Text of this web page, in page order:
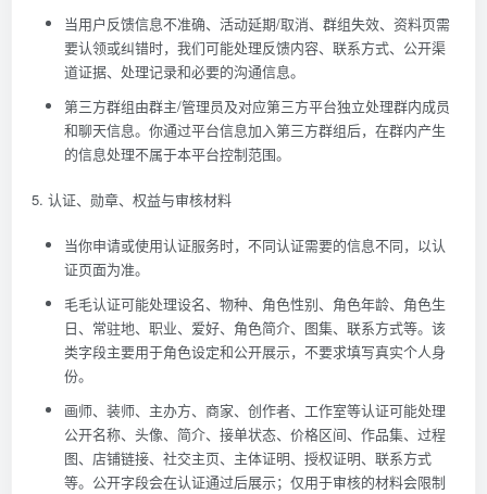
当用户反馈信息不准确、活动延期/取消、群组失效、资料页需
要认领或纠错时，我们可能处理反馈内容、联系方式、公开渠
道证据、处理记录和必要的沟通信息。
第三方群组由群主/管理员及对应第三方平台独立处理群内成员
和聊天信息。你通过平台信息加入第三方群组后，在群内产生
的信息处理不属于本平台控制范围。
5. 认证、勋章、权益与审核材料
当你申请或使用认证服务时，不同认证需要的信息不同，以认
证页面为准。
毛毛认证可能处理设名、物种、角色性别、角色年龄、角色生
日、常驻地、职业、爱好、角色简介、图集、联系方式等。该
类字段主要用于角色设定和公开展示，不要求填写真实个人身
份。
画师、装师、主办方、商家、创作者、工作室等认证可能处理
公开名称、头像、简介、接单状态、价格区间、作品集、过程
图、店铺链接、社交主页、主体证明、授权证明、联系方式
等。公开字段会在认证通过后展示；仅用于审核的材料会限制